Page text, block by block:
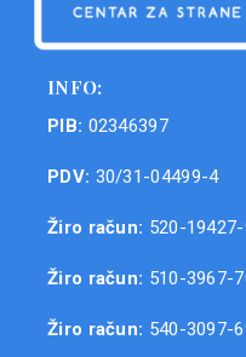
INFO:
PIB: 02346397
PDV: 30/31-04499-4
Žiro račun: 520-
Žiro račun: 510-3967-
Žiro račun: 540-3097-